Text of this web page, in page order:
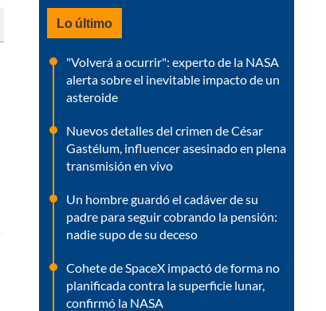
Lo último
"Volverá a ocurrir": experto de la NASA
alerta sobre el inevitable impacto de un
asteroide
Nuevos detalles del crimen de César
Gastélum, influencer asesinado en plena
transmisión en vivo
Un hombre guardó el cadáver de su
padre para seguir cobrando la pensión:
nadie supo de su deceso
Cohete de SpaceX impactó de forma no
planificada contra la superficie lunar,
confirmó la NASA